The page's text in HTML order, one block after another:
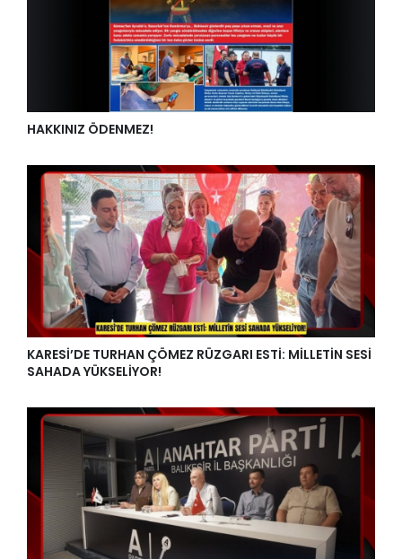
HAKKINIZ ÖDENMEZ!
KARESİ’DE TURHAN ÇÖMEZ RÜZGARI ESTİ: MİLLETİN SESİ
SAHADA YÜKSELİYOR!